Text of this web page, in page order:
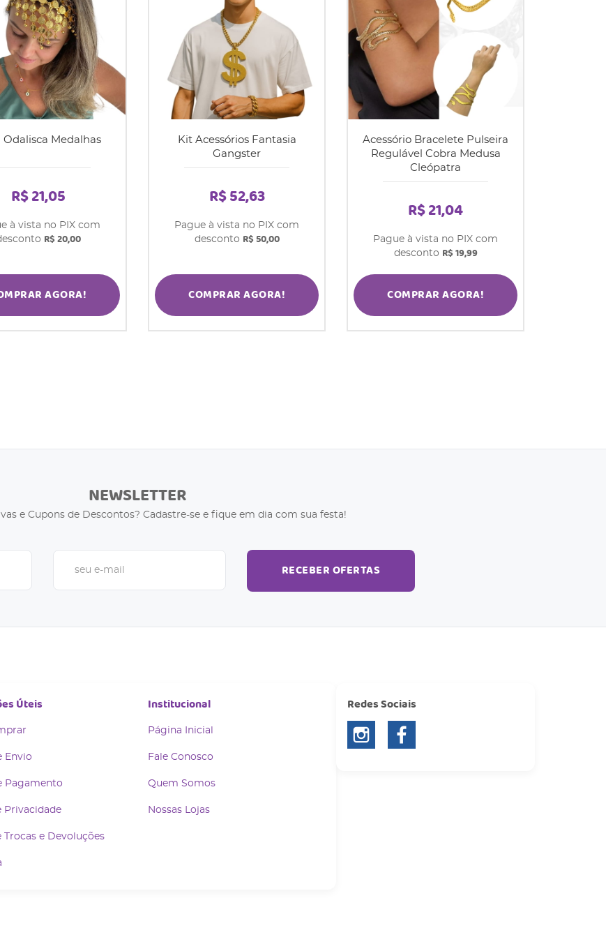
Odalisca Medalhas
R$ 21,05
à vista no PIX com
R$ 20,00
AGORA!
Kit Acessórios Fantasia
Gangster
R$ 52,63
Pague à vista no PIX com
desconto R$ 50,00
COMPRAR AGORA!
Acessório Bracelete Pulseira
Regulável Cobra Medusa
Cleópatra
R$ 21,04
Pague à vista no PIX com
desconto R$ 19,99
COMPRAR AGORA!
NEWSLETTER
e Cupons de Descontos? Cadastre-se e fique em dia com sua festa!
RECEBER OFERTAS
Úteis
Envio
Pagamento
Privacidade
Trocas e Devoluções
Institucional
Página Inicial
Fale Conosco
Quem Somos
Nossas Lojas
Redes Sociais